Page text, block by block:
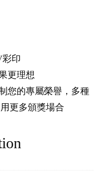
彩印
更理想
您的專屬榮譽，多種
更多頒獎場合